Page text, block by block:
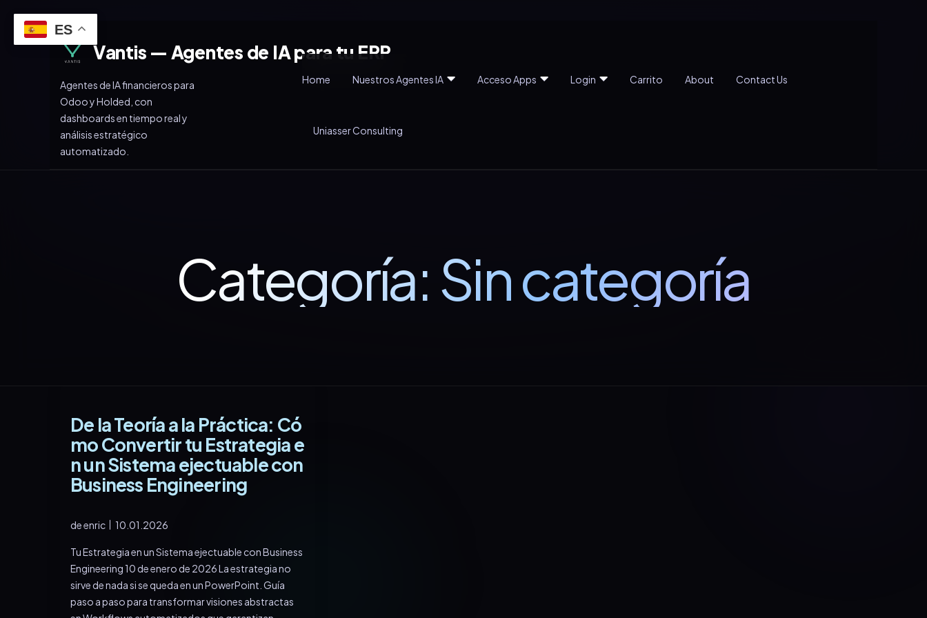
Vantis — Agentes de IA para tu ERP
Agentes de IA financieros para
Odoo y Holded, con
dashboards en tiempo real y
análisis estratégico
automatizado.
Home Nuestros Agentes IA Acceso Apps Login Carrito About Contact Us
Uniasser Consulting
Categoría:Sin categoría
De la Teoría a la Práctica: Có
mo Convertir tu Estrategia e
n un Sistema ejectuable con
Business Engineering
deenric 10.01.2026
Tu Estrategia en un Sistema ejectuable con Business
Engineering 10 de enero de 2026 La estrategia no
sirve de nada si se queda en un PowerPoint. Guía
paso a paso para transformar visiones abstractas
ES